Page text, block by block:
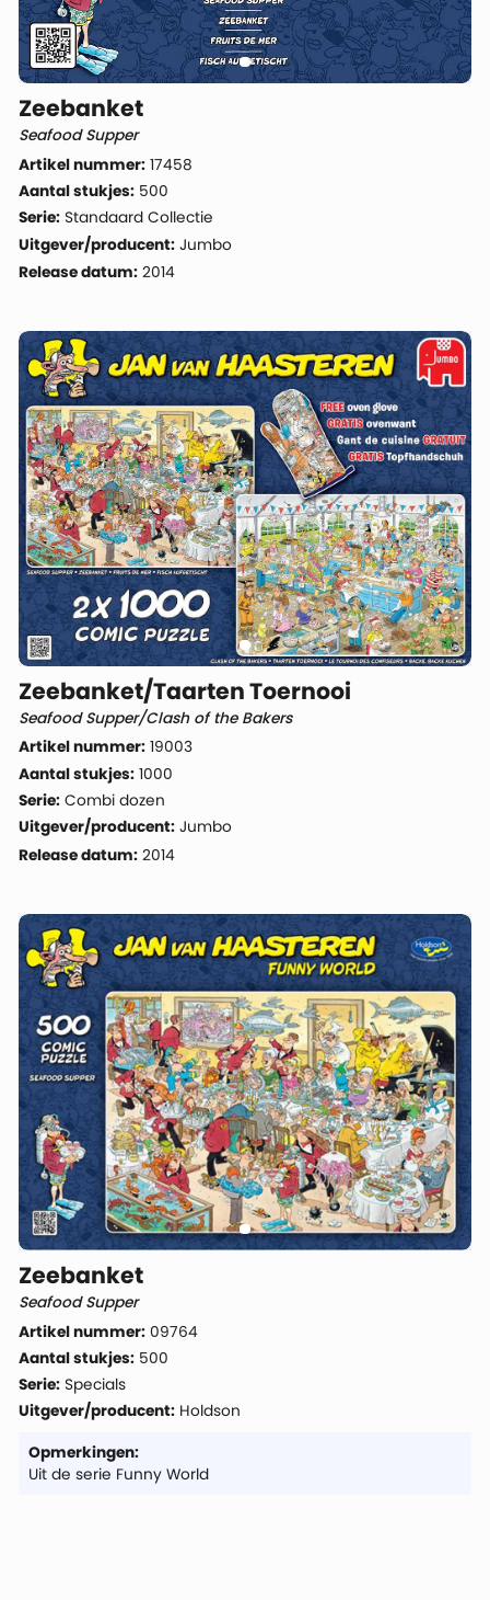
Zeebanket
Seafood Supper
Artikel nummer: 17458
Aantal stukjes: 500
Serie: Standaard Collectie
Uitgever/producent: Jumbo
Release datum: 2014
Zeebanket/Taarten Toernooi
Seafood Supper/Clash of the Bakers
Artikel nummer: 19003
Aantal stukjes: 1000
Serie: Combi dozen
Uitgever/producent: Jumbo
Release datum: 2014
Zeebanket
Seafood Supper
Artikel nummer: 09764
Aantal stukjes: 500
Serie: Specials
Uitgever/producent: Holdson
Opmerkingen:
Uit de serie Funny World